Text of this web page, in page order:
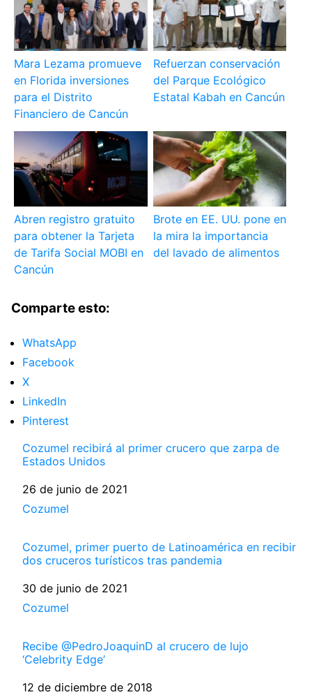
Mara Lezama promueve
en Florida inversiones
para el Distrito
Financiero de Cancún
Refuerzan conservación
del Parque Ecológico
Estatal Kabah en Cancún
Abren registro gratuito
para obtener la Tarjeta
de Tarifa Social MOBI en
Cancún
Brote en EE. UU. pone en
la mira la importancia
del lavado de alimentos
Comparte esto:
WhatsApp
Facebook
X
LinkedIn
Pinterest
Cozumel recibirá al primer crucero que zarpa de
Estados Unidos
Fecha
26 de junio de 2021
Respecto a
Cozumel
Cozumel, primer puerto de Latinoamérica en recibir
dos cruceros turísticos tras pandemia
Fecha
30 de junio de 2021
Respecto a
Cozumel
Recibe @PedroJoaquinD al crucero de lujo
‘Celebrity Edge’
Fecha
12 de diciembre de 2018